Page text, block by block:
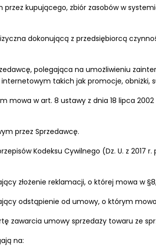
kupującego, zbiór zasobów w
dokonującą z przedsiębiorcą
polegająca na umożliwieniu
takich jak promocje, obniżki,
w art. 8 ustawy z dnia 18 lipca 2002
przez Sprzedawcę.
Kodeksu Cywilnego (Dz. U. z
złożenie reklamacji, o której mowa w
odstąpienie od umowy, o którym
zawarcia umowy sprzedaży towaru ze
na: